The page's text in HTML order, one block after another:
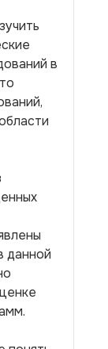
в
данной